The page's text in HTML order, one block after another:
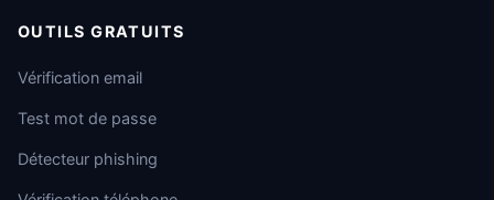
OUTILS GRATUITS
Vérification email
Test mot de passe
Détecteur phishing